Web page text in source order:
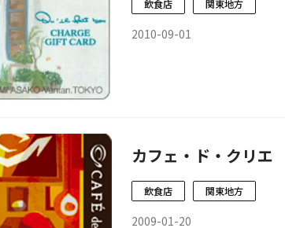
飲食店 関東地方
2010-09-01
カフェ・ド・クリエ
飲食店 関東地方
2009-01-20